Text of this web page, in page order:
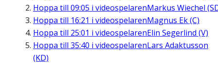
Hoppa till 09:05 i videospelarenMarkus Wiechel
Hoppa till 16:21 i videospelarenMagnus Ek (C)
Hoppa till 25:01 i videospelarenElin Segerlind (V)
Hoppa till 35:40 i videospelarenLars Adaktusson
(KD)